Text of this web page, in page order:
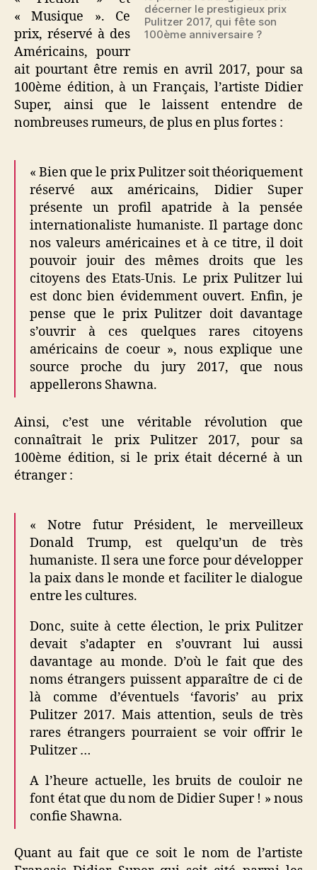
décerner le prestigieux prix
Pulitzer 2017, qui fête son
100ème anniversaire ?
« Musique ». Ce
prix, réservé à des
Américains, pourr
ait pourtant être remis en avril 2017, pour sa
100ème édition, à un Français, l’artiste Didier
Super, ainsi que le laissent entendre de
nombreuses rumeurs, de plus en plus fortes :
« Bien que le prix Pulitzer soit théoriquement
réservé aux américains, Didier Super
présente un profil apatride à la pensée
internationaliste humaniste. Il partage donc
nos valeurs américaines et à ce titre, il doit
pouvoir jouir des mêmes droits que les
citoyens des Etats-Unis. Le prix Pulitzer lui
est donc bien évidemment ouvert. Enfin, je
pense que le prix Pulitzer doit davantage
s’ouvrir à ces quelques rares citoyens
américains de coeur », nous explique une
source proche du jury 2017, que nous
appellerons Shawna.
Ainsi, c’est une véritable révolution que
connaîtrait le prix Pulitzer 2017, pour sa
100ème édition, si le prix était décerné à un
étranger :
« Notre futur Président, le merveilleux
Donald Trump, est quelqu’un de très
humaniste. Il sera une force pour développer
la paix dans le monde et faciliter le dialogue
entre les cultures.
Donc, suite à cette élection, le prix Pulitzer
devait s’adapter en s’ouvrant lui aussi
davantage au monde. D’où le fait que des
noms étrangers puissent apparaître de ci de
là comme d’éventuels ‘favoris’ au prix
Pulitzer 2017. Mais attention, seuls de très
rares étrangers pourraient se voir offrir le
Pulitzer …
A l’heure actuelle, les bruits de couloir ne
font état que du nom de Didier Super ! » nous
confie Shawna.
Quant au fait que ce soit le nom de l’artiste